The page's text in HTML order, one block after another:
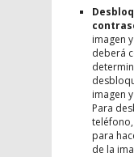
imagen
deberá
imagen
Para
para
de la